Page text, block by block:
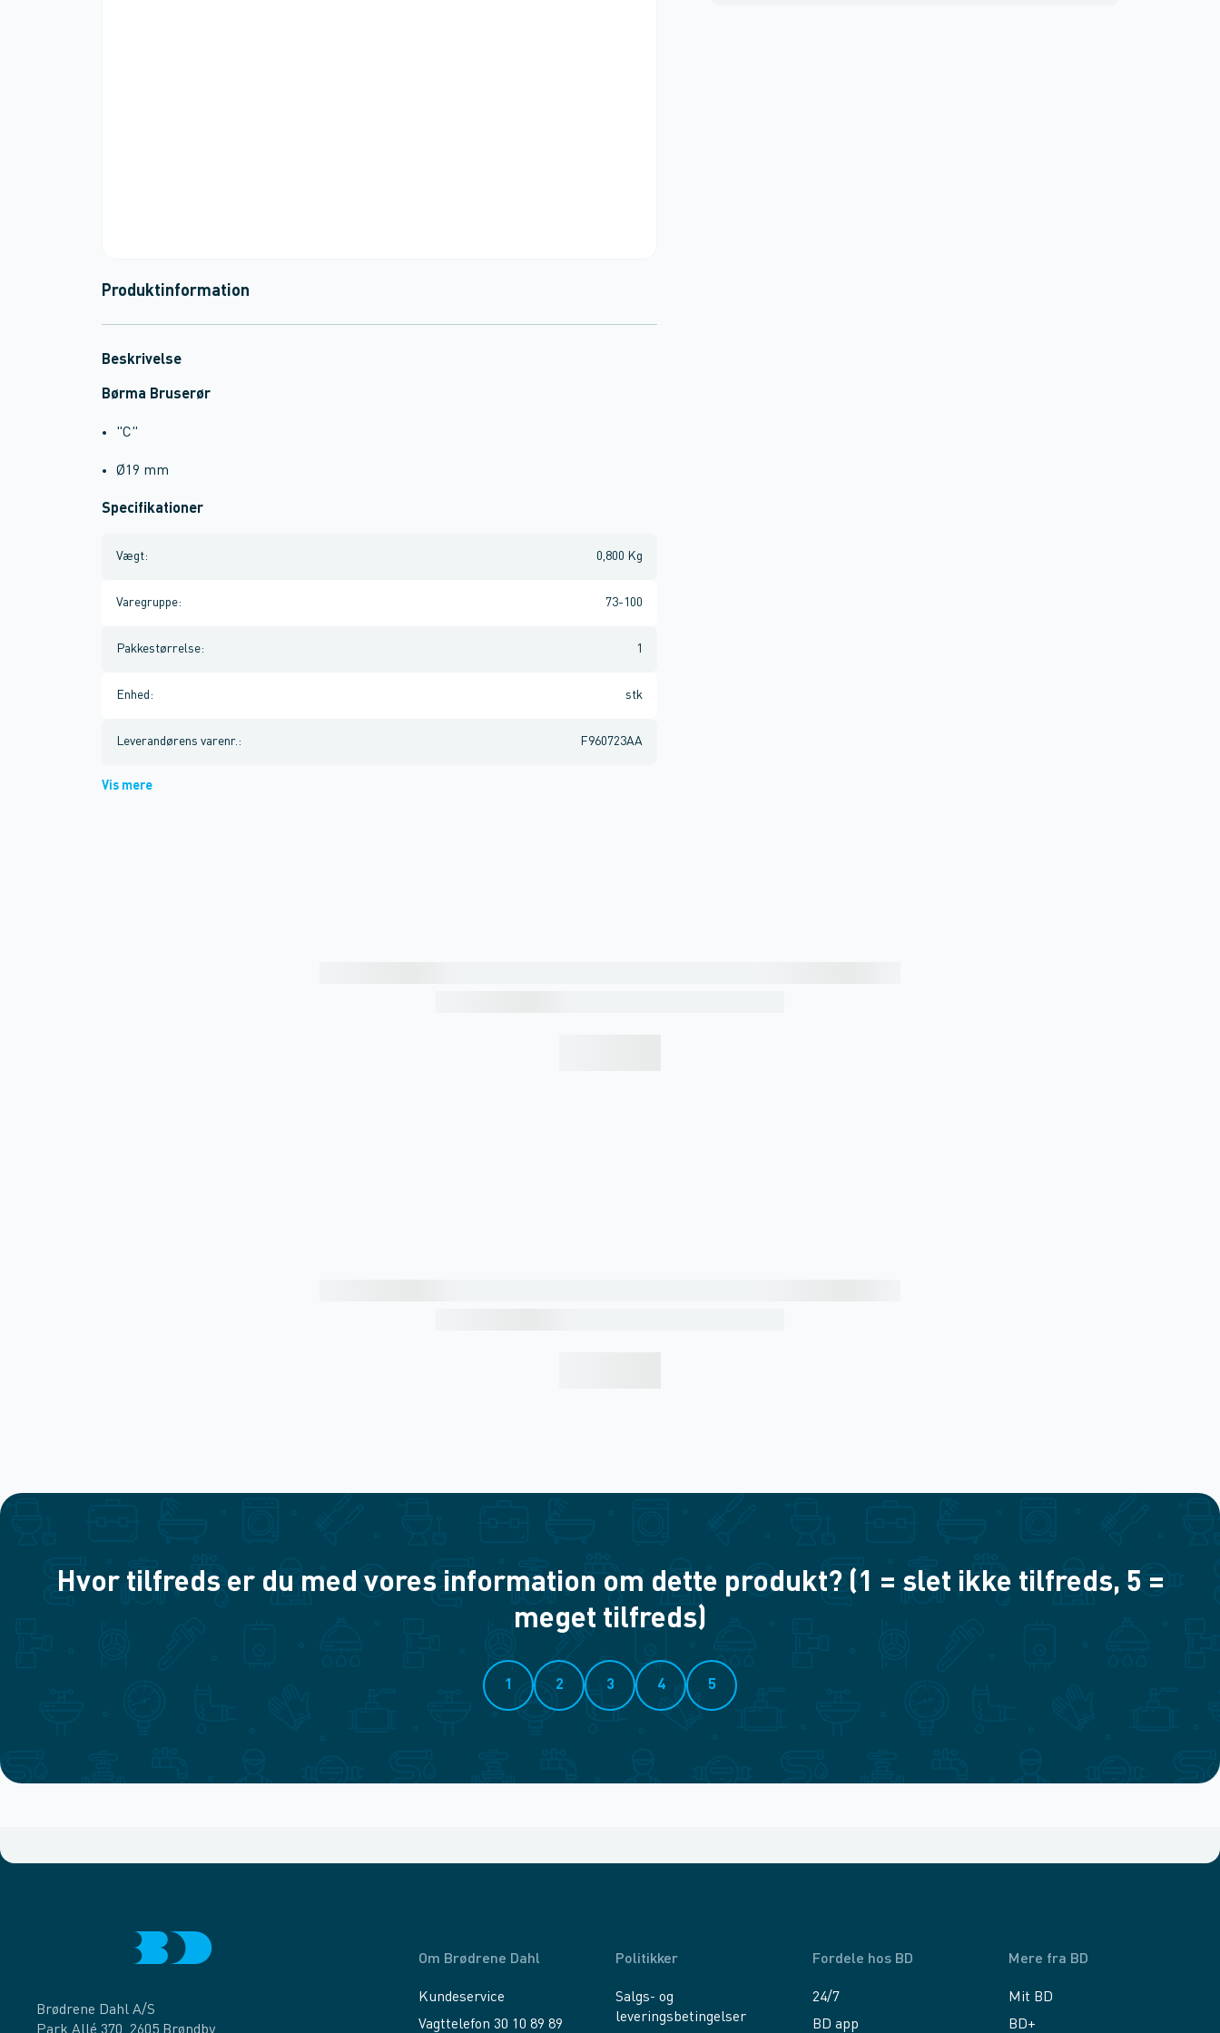
Produktinformation
Beskrivelse
Børma Bruserør
"C"
Ø19 mm
Specifikationer
Vægt: 0,800 Kg
Varegruppe: 73-100
Pakkestørrelse: 1
Enhed : stk
Leverandørens varenr. : F960723AA
Vis mere
Hvor tilfreds er du med vores information om dette produkt? (1 = slet ikke tilfreds, 5 =
meget tilfreds)
1 2 3 4 5
Brødrene Dahl A/S
Om Brødrene Dahl
Kundeservice
Vagttelefon 30 10 89 89
Politikker
Salgs- og
leveringsbetingelser
Fordele hos BD
24/7
BD app
Mere fra BD
Mit BD
BD+